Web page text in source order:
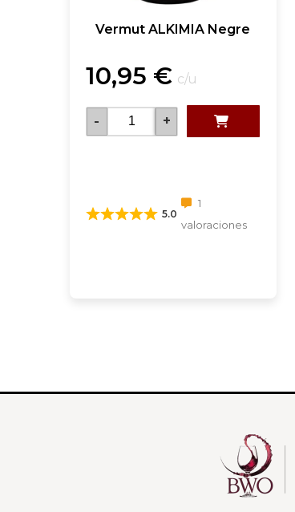
Vermut ALKIMIA Negre
10,95 € c/u
- +
5.0
1
valoraciones